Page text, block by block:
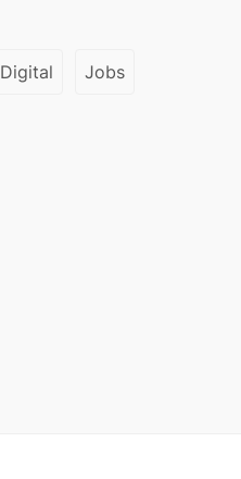
Digital Jobs